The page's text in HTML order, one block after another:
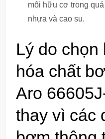
môi hữu cơ trong
nhựa và cao su.
Lý do chọn
hóa chất
Aro
thay vì các